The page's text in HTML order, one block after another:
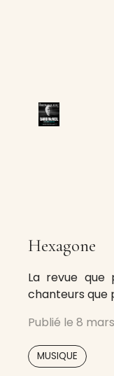
Hexagone
La revue que
chanteurs que
Publié le 8
MUSIQUE